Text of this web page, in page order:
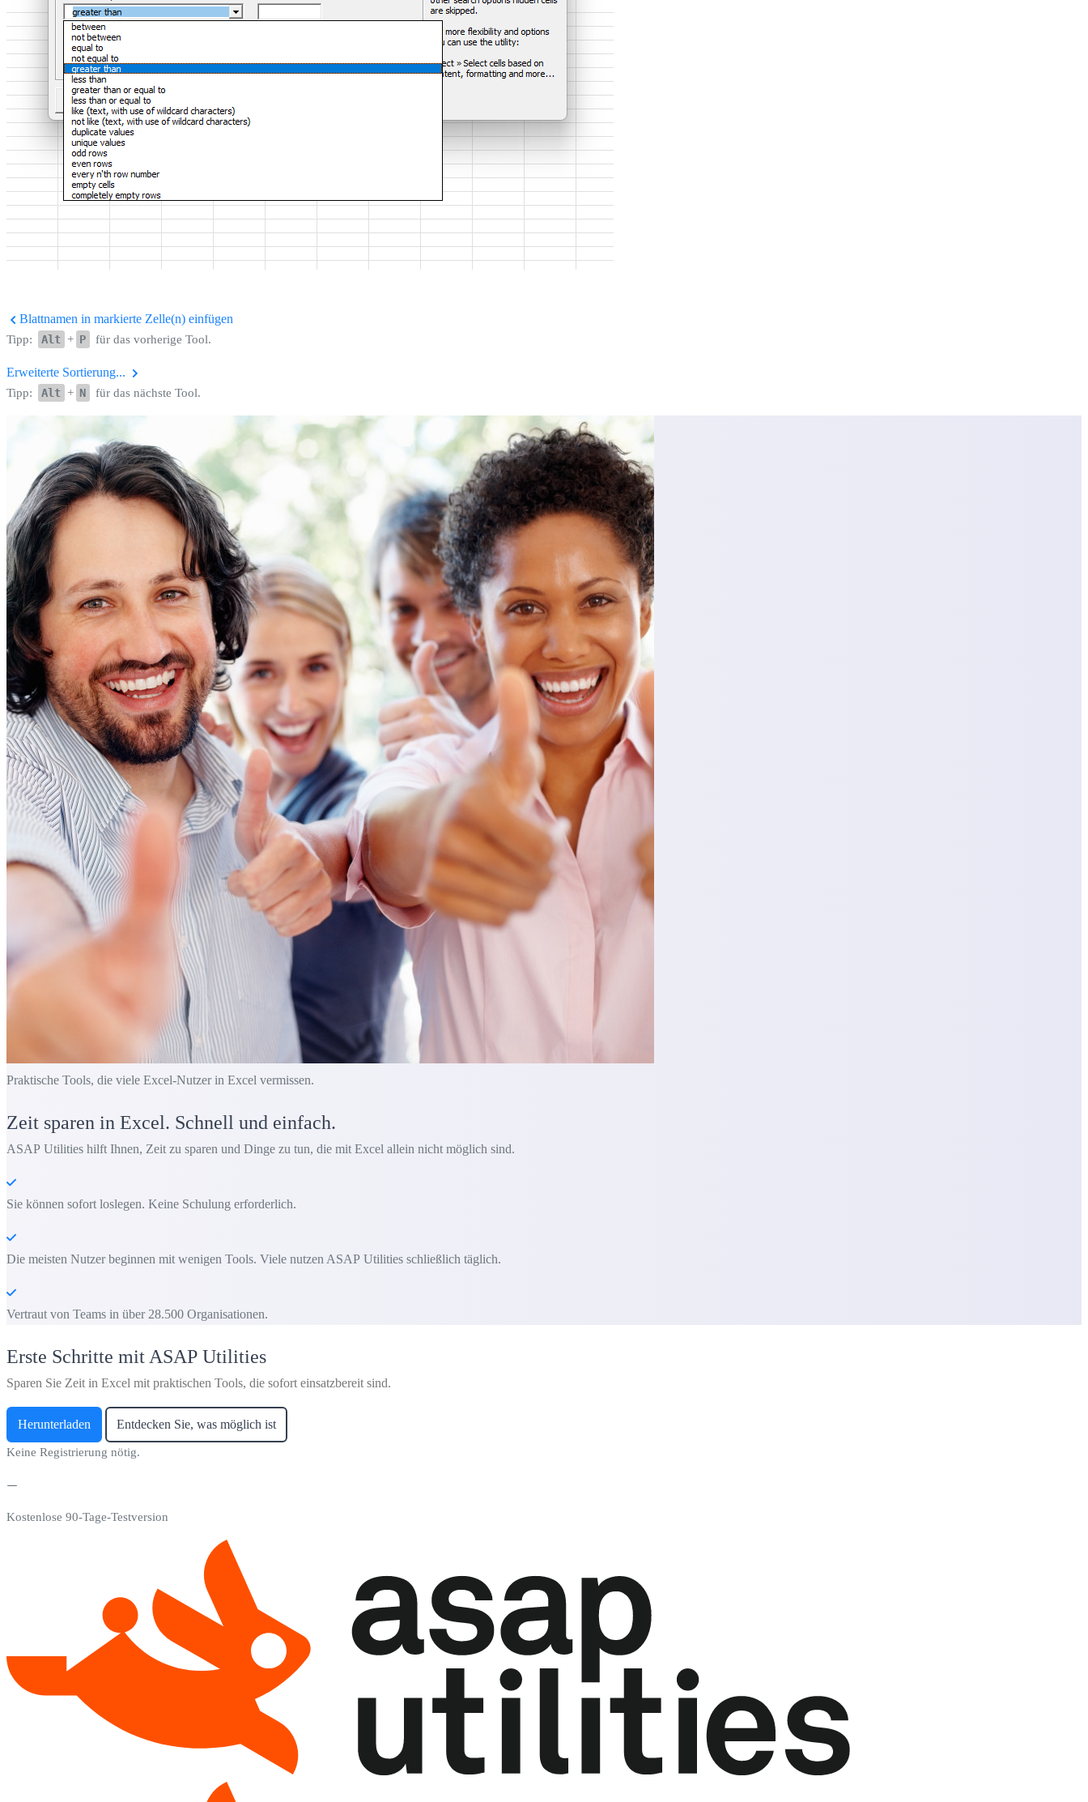
Blattnamen in markierte Zelle(n) einfügen
Tipp: Alt + P für das vorherige Tool.
Erweiterte Sortierung...
Tipp: Alt + N für das nächste Tool.
Praktische Tools, die viele Excel-Nutzer in Excel vermissen.
Zeit sparen in Excel. Schnell und einfach.
ASAP Utilities hilft Ihnen, Zeit zu sparen und Dinge zu tun, die mit Excel allein nicht möglich sind.
Sie können sofort loslegen. Keine Schulung erforderlich.
Die meisten Nutzer beginnen mit wenigen Tools. Viele nutzen ASAP Utilities schließlich täglich.
Vertraut von Teams in über 28.500 Organisationen.
Erste Schritte mit ASAP Utilities
Sparen Sie Zeit in Excel mit praktischen Tools, die sofort einsatzbereit sind.
Herunterladen Entdecken Sie, was möglich ist
Keine Registrierung nötig.
Kostenlose 90-Tage-Testversion